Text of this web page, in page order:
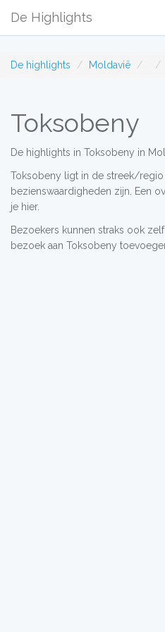
De Highlights
De highlights Moldavië
Toksobeny
De highlights in Toksobeny in
Toksobeny ligt in de streek/
bezienswaardigheden zijn. Een
je hier.
Bezoekers kunnen straks ook
bezoek aan Toksobeny